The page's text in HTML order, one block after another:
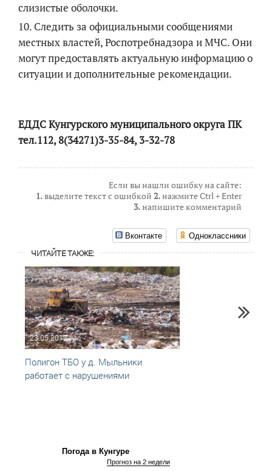
слизистые оболочки.
10. Следить за официальными сообщениями
местных властей, Роспотребнадзора и МЧС. Они
могут предоставлять актуальную информацию о
ситуации и дополнительные рекомендации.
ЕДДС Кунгурского муниципального округа ПК
тел.112, 8(34271)3-35-84, 3-32-78
Если вы нашли ошибку на сайте:
1.выделите текст с ошибкой 2.нажмите Ctrl + Enter
3.напишите комментарий
Вконтакте Одноклассники
ЧИТАЙТЕ ТАКЖЕ:
23.05.2017
Полигон ТБО у д. Мыльники
работает с нарушениями
Погода в Кунгуре
Прогноз на 2 недели